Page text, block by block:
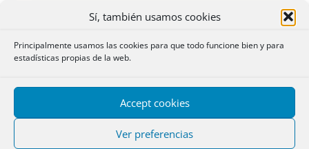
Sí, también usamos cookies
Principalmente usamos las cookies para que todo funcione bien y para
estadísticas propias de la web.
Accept cookies
Ver preferencias
conformidad con él, lo aportado no tiene
consideración de documento público y no
puede fundar ningún asiento registral (cfr.
Ineficacia registral de la fotocopia